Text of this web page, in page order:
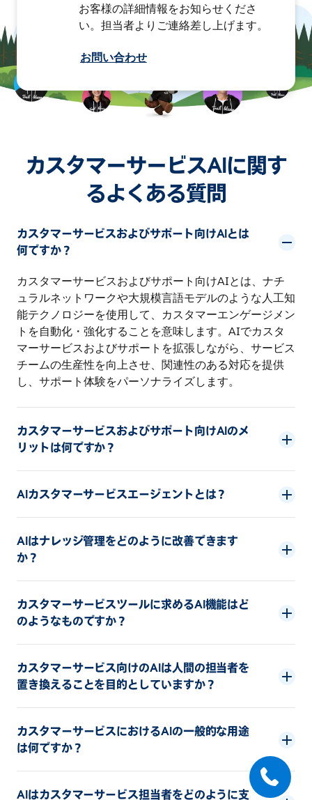
お客様の詳細情報をお知らせくださ
い。担当者よりご連絡差し上げます。
お問い合わせ
カスタマーサービスAIに関す
るよくある質問
カスタマーサービスおよびサポート向けAIとは
何ですか？
カスタマーサービスおよびサポート向けAIとは、ナチ
ュラルネットワークや大規模言語モデルのような人工知
能テクノロジーを使用して、カスタマーエンゲージメン
トを自動化・強化することを意味します。AIでカスタ
マーサービスおよびサポートを拡張しながら、サービス
チームの生産性を向上させ、関連性のある対応を提供
し、サポート体験をパーソナライズします。
カスタマーサービスおよびサポート向けAIのメ
リットは何ですか？
AIカスタマーサービスエージェントとは？
AIはナレッジ管理をどのように改善できます
か？
カスタマーサービスツールに求めるAI機能はど
のようなものですか？
カスタマーサービス向けのAIは人間の担当者を
置き換えることを目的としていますか？
カスタマーサービスにおけるAIの一般的な用途
は何ですか？
AIはカスタマーサービス担当者をどのように支